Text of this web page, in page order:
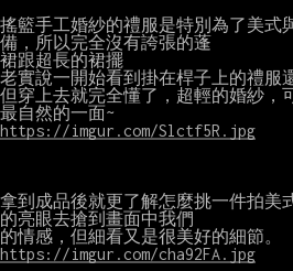
搖籃手工婚紗的禮服是特別為了美式
備，所以完全沒有誇張的蓬
裙跟超長的裙擺
老實說一開始看到掛在桿子上的禮服
但穿上去就完全懂了，超輕的婚紗，
https://imgur.com/Slctf5R.jpg
拿到成品後就更了解怎麼挑一件拍美
的亮眼去搶到畫面中我們
https://imgur.com/cha92FA.jpg